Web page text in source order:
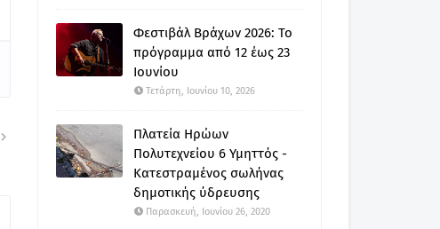
Φεστιβάλ Βράχων 2026: Το
πρόγραμμα από 12 έως 23
Ιουνίου
Τετάρτη, Ιουνίου 10, 2026
Πλατεία Ηρώων
Πολυτεχνείου 6 Υμηττός -
Κατεστραμένος σωλήνας
δημοτικής ύδρευσης
Παρασκευή, Ιουνίου 26, 2020